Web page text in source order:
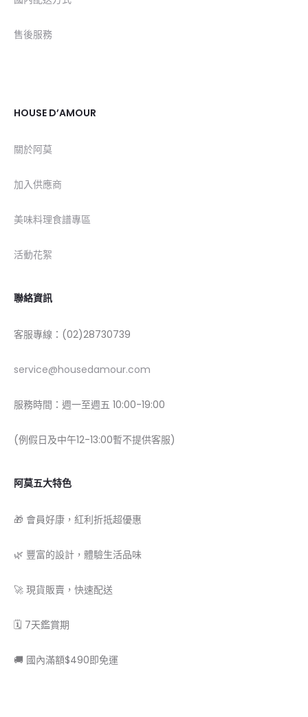
售後服務
HOUSE D’AMOUR
關於阿莫
加入供應商
美味料理食譜專區
活動花絮
聯絡資訊
客服專線：(02)28730739
service@housedamour.com
服務時間：週一至週五 10:00-19:00
(例假日及中午12-13:00暫不提供客服)
阿莫五大特色
🎁 會員好康，紅利折抵超優惠
🌿 豐富的設計，體驗生活品味
🚀 現貨販賣，快速配送
🗓 7天鑑賞期
🚚 國內滿額$490即免運